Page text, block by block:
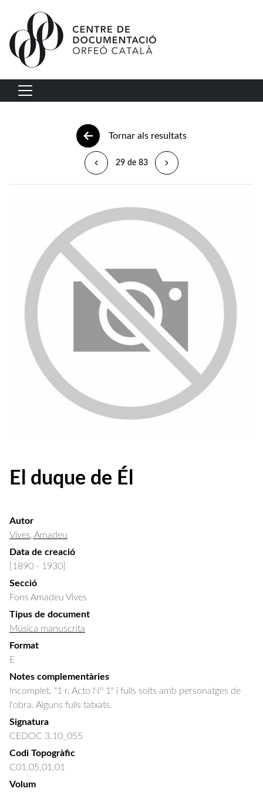
Vés al contingut
Navegació principal
Tornar als resultats
29 de 83
El duque de Él
Autor
Vives, Amadeu
Data de creació
[1890 - 1930]
Secció
Fons Amadeu Vives
Tipus de document
Música manuscrita
Format
E
Notes complementàries
Incomplet. "1 r. Acto Nº 1" i fulls solts amb personatges de
l'obra. Alguns fulls tatxats.
Signatura
CEDOC 3.10_055
Codi Topogràfic
C01.05.01.01
Volum